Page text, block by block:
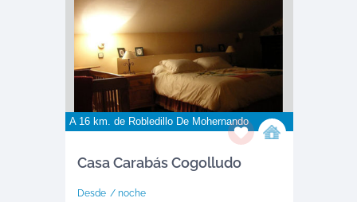
A 16 km. de Robledillo De Mohernando
Casa Carabás Cogolludo
Desde / noche